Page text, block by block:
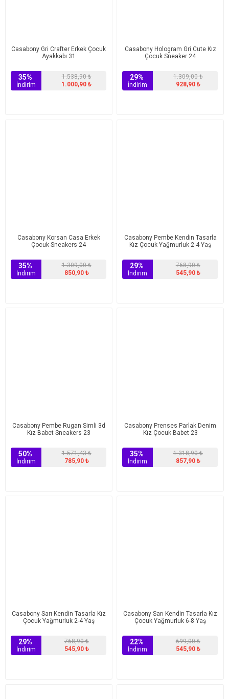
Casabony Gri Crafter Erkek Çocuk
Ayakkabı 31
35%
İndirim
1.538,90 ₺
1.000,90 ₺
Casabony Hologram Gri Cute Kız
Çocuk Sneaker 24
29%
İndirim
1.309,00 ₺
928,90 ₺
Casabony Korsan Casa Erkek
Çocuk Sneakers 24
35%
İndirim
1.309,00 ₺
850,90 ₺
Casabony Pembe Kendin Tasarla
Kız Çocuk Yağmurluk 2-4 Yaş
29%
İndirim
768,90 ₺
545,90 ₺
Casabony Pembe Rugan Simli 3d
Kız Babet Sneakers 23
50%
İndirim
1.571,43 ₺
785,90 ₺
Casabony Prenses Parlak Denim
Kız Çocuk Babet 23
35%
İndirim
1.318,90 ₺
857,90 ₺
Casabony Sarı Kendin Tasarla Kız
Çocuk Yağmurluk 2-4 Yaş
29%
İndirim
768,90 ₺
545,90 ₺
Casabony Sarı Kendin Tasarla Kız
Çocuk Yağmurluk 6-8 Yaş
22%
İndirim
699,00 ₺
545,90 ₺